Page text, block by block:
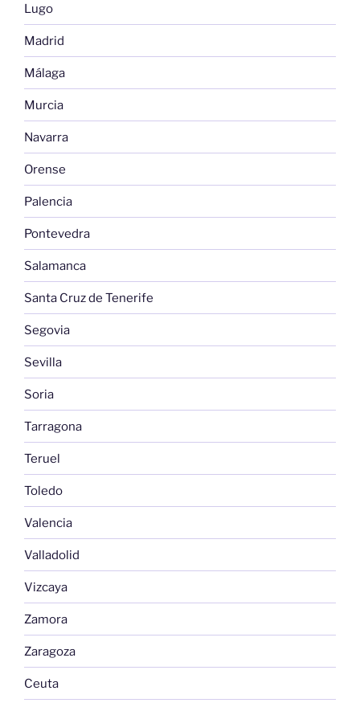
Lugo
Madrid
Málaga
Murcia
Navarra
Orense
Palencia
Pontevedra
Salamanca
Santa Cruz de Tenerife
Segovia
Sevilla
Soria
Tarragona
Teruel
Toledo
Valencia
Valladolid
Vizcaya
Zamora
Zaragoza
Ceuta